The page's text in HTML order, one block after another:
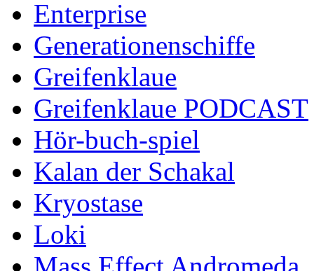
Enterprise
Generationenschiffe
Greifenklaue
Greifenklaue PODCAST
Hör-buch-spiel
Kalan der Schakal
Kryostase
Loki